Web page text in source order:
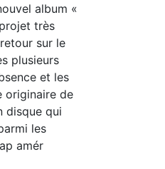
album «
très
sur le
plusieurs
et les
originaire de
disque qui
les
amér